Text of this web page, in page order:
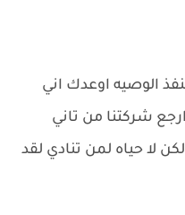
الوصيه اوعدك اني
شركتنا من تاني
لا حياه لمن تنادي لقد